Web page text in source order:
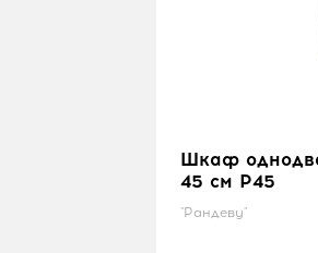
Шкаф
45 см P45
"Рандеву"